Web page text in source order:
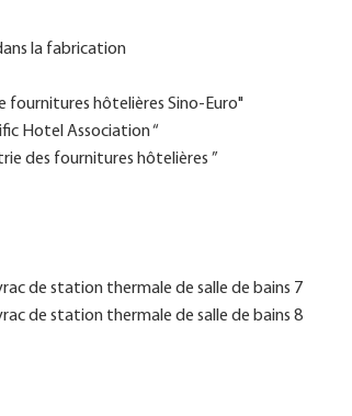
la fabrication
fournitures hôtelières Sino-Euro"
Hotel Association “
des fournitures hôtelières ”